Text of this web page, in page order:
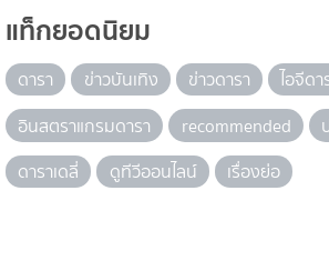
แท็กยอดนิยม
ดารา ข่าวบันเทิง ข่าวดารา
ไอจีดา
อินสตราแกรมดารา
recommended
ดาราเดลี่
ดูทีวีออนไลน์ เรื่องย่อ